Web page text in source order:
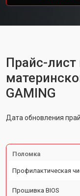
Прайс-
GAMING
Дата обновления
Поломка
Профилактическая
Прошивка BIOS